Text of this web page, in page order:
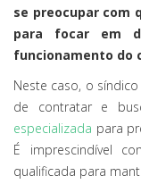
se preocupar com
para focar em
funcionamento do
Neste caso, o
de contratar e
especializada para
É imprescindível
qualificada para